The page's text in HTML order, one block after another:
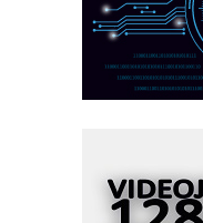
CTO -
obradu!
Razvoj
PLC
MOTOMAN
veštačkom